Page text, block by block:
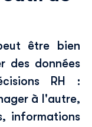
être bien
des données
RH :
à l'autre,
informations